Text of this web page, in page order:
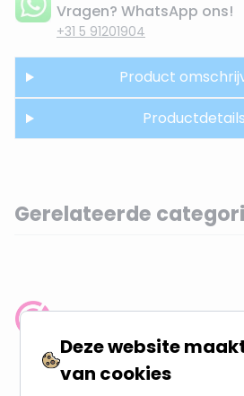
Vragen? WhatsApp ons!
+31 5 91201904
Product
Productdetails
Gerelateerde
meer dan 100.000 klanten
Deze website
van cookies